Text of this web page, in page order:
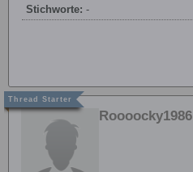
Stichworte: -
Roooocky1986